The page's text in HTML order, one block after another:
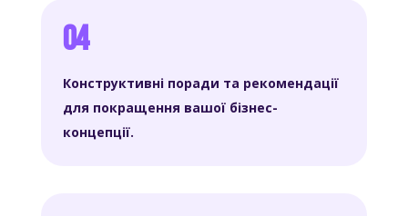
04
Конструктивні поради та рекомендації
для покращення вашої бізнес-
концепції.